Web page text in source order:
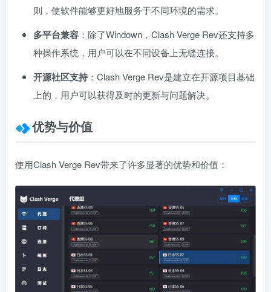
则，使软件能够更好地服务于不同环境的需求。
多平台兼容 ：除了Windown，Clash Verge Rev还支持多
种操作系统，用户可以在不同设备上无缝连接。
开源社区支持：Clash Verge Rev是建立在开源项目基础
上的，用户可以获得及时的更新与问题解决。
优势与价值
使用Clash Verge Rev带来了许多显著的优势和价值：